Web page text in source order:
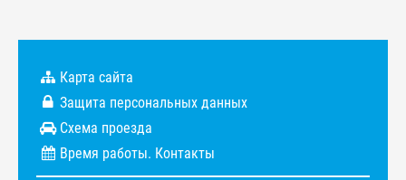
Карта сайта
Защита персональных данных
Схема проезда
Время работы. Контакты